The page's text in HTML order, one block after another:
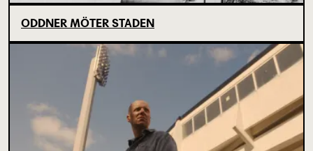
ODDNER MÖTER STADEN